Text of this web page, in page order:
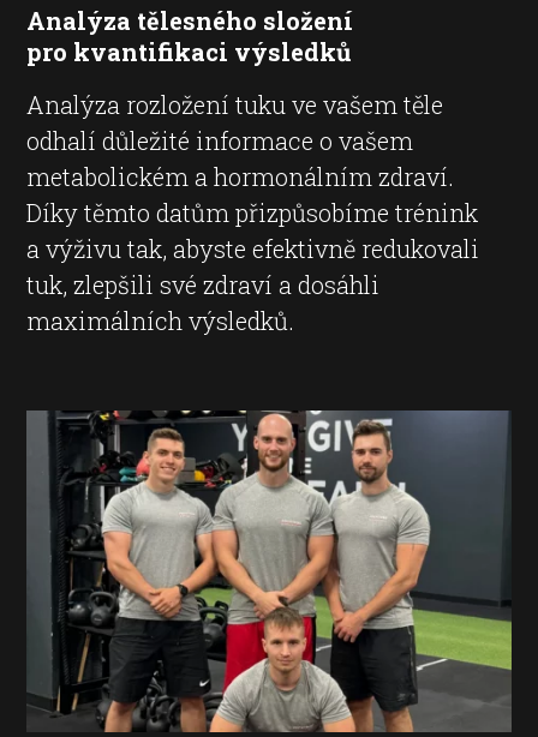
Analýza tělesného složení
pro kvantifikaci výsledků
Analýza rozložení tuku ve vašem těle
odhalí důležité informace o vašem
metabolickém a hormonálním zdraví.
Díky těmto datům přizpůsobíme trénink
a výživu tak, abyste efektivně redukovali
tuk, zlepšili své zdraví a dosáhli
maximálních výsledků.